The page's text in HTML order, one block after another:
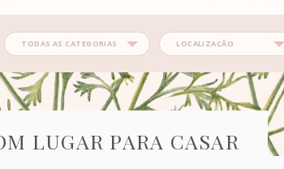
LUGAR PARA CASAR